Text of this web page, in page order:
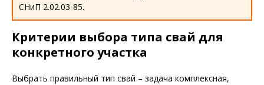
СНиП 2.02.03-85.
Критерии выбора типа свай для
конкретного участка
Выбрать правильный тип свай – задача комплексная,